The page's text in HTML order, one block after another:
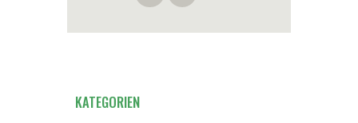
KATEGORIEN